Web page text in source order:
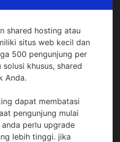
shared hosting atau
situs web kecil dan
500 pengunjung per
khusus, shared
Anda.
dapat membatasi
pengunjung mulai
perlu upgrade
lebih tinggi. jika